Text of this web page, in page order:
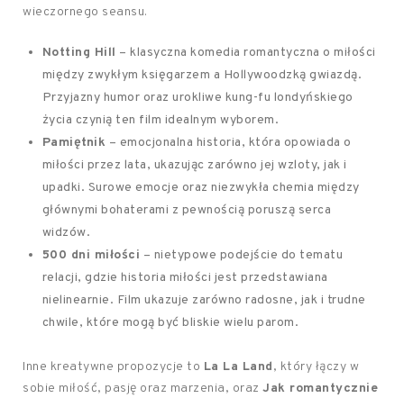
wieczornego seansu.
Notting Hill – klasyczna komedia romantyczna o miłości
między zwykłym księgarzem a Hollywoodzką gwiazdą.
Przyjazny humor oraz urokliwe kung-fu londyńskiego
życia czynią ten film idealnym wyborem.
Pamiętnik – emocjonalna historia, która opowiada o
miłości przez lata, ukazując zarówno jej wzloty, jak i
upadki. Surowe emocje oraz niezwykła chemia między
głównymi bohaterami z pewnością poruszą serca
widzów.
500 dni miłości – nietypowe podejście do tematu
relacji, gdzie historia miłości jest przedstawiana
nielinearnie. Film ukazuje zarówno radosne, jak i trudne
chwile, które mogą być bliskie wielu parom.
Inne kreatywne propozycje to La La Land, który łączy w
sobie miłość, pasję oraz marzenia, oraz Jak romantycznie